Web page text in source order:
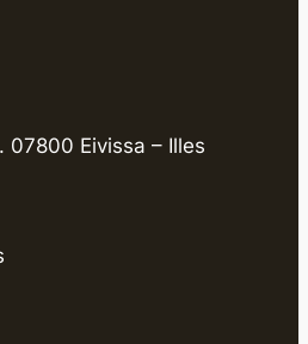
07800 Eivissa – Illes